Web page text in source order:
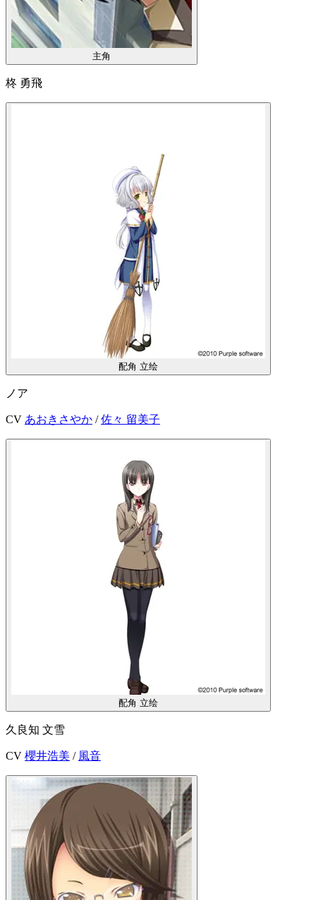
主角
柊 勇飛
配角 立绘
ノア
CV あおきさやか /佐々 留美子
配角 立绘
久良知 文雪
CV 櫻井浩美 / 風音